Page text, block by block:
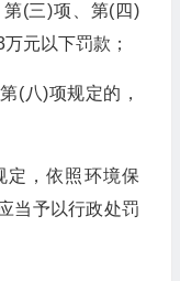
(三)项、第(四)
元以下罚款；
(八)项规定的，
，依照环境保
当予以行政处罚